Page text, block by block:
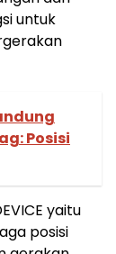
untuk
Posisi
yaitu
posisi